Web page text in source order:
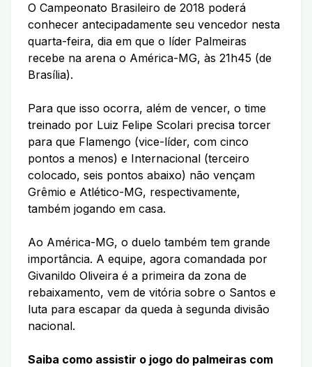
O Campeonato Brasileiro de 2018 poderá
conhecer antecipadamente seu vencedor nesta
quarta-feira, dia em que o líder Palmeiras
recebe na arena o América-MG, às 21h45 (de
Brasília).
Para que isso ocorra, além de vencer, o time
treinado por Luiz Felipe Scolari precisa torcer
para que Flamengo (vice-líder, com cinco
pontos a menos) e Internacional (terceiro
colocado, seis pontos abaixo) não vençam
Grêmio e Atlético-MG, respectivamente,
também jogando em casa.
Ao América-MG, o duelo também tem grande
importância. A equipe, agora comandada por
Givanildo Oliveira é a primeira da zona de
rebaixamento, vem de vitória sobre o Santos e
luta para escapar da queda à segunda divisão
nacional.
Saiba como assistir o jogo do palmeiras com